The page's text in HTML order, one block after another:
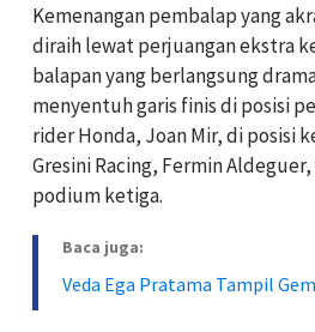
Kemenangan pembalap yang
diraih lewat perjuangan ekstra
balapan yang berlangsung
menyentuh garis finis di posisi
rider Honda, Joan Mir, di posisi
Gresini Racing, Fermin
podium ketiga.
Baca juga:
Veda Ega Pratama Tampil